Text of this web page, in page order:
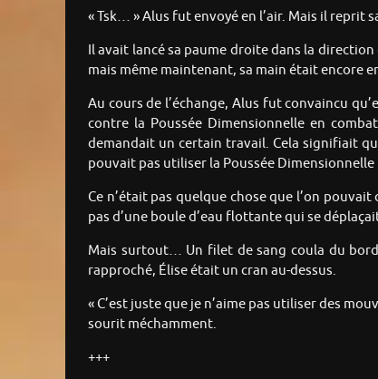
« Tsk… » Alus fut envoyé en l’air. Mais il reprit
Il avait lancé sa paume droite dans la
mais même maintenant, sa main était encore
Au cours de l’échange, Alus fut convaincu
contre la Poussée Dimensionnelle en
demandait un certain travail. Cela signifiait
pouvait pas utiliser la Poussée
Ce n’était pas quelque chose que l’on
pas d’une boule d’eau flottante qui se
Mais surtout… Un filet de sang coula du bord
rapproché, Élise était un cran au-dessus.
« C’est juste que je n’aime pas utiliser des
sourit méchamment.
+++